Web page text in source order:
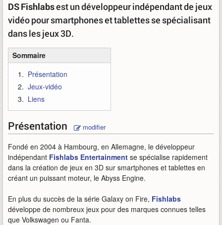
DS Fishlabsest un développeur indépendant de jeux
vidéo pour smartphones et tablettes se spécialisant
dans les jeux 3D.
Sommaire
Présentation
Jeux-vidéo
Liens
Présentation modifier
Fondé en 2004 à Hambourg, en Allemagne, le développeur
indépendant Fishlabs Entertainment se spécialise rapidement
dans la création de jeux en 3D sur smartphones et tablettes en
créant un puissant moteur, le Abyss Engine.
En plus du succès de la série Galaxy on Fire, Fishlabs
développe de nombreux jeux pour des marques connues telles
que Volkswagen ou Fanta.